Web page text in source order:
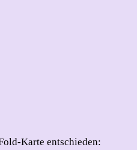
Karte entschieden: